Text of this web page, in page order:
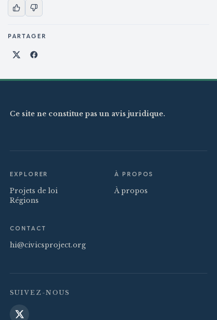
PARTAGER
Partager sur X
Partager sur Facebook
Ce site ne constitue pas un avis juridique.
EXPLORER
Projets de loi
Régions
À PROPOS
À propos
CONTACT
hi@civicsproject.org
SUIVEZ-NOUS